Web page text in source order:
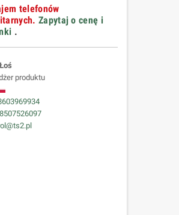
telefonów
Zapytaj o cenę i
.
produktu